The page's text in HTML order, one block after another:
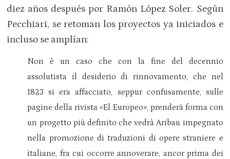
diez años después por Ramón López Soler. Según
Pecchiari, se retoman los proyectos ya iniciados e
incluso se amplían:
Non è un caso che con la fine del decennio
assolutista il desiderio di rinnovamento, che nel
1823 si era affacciato, seppur confusamente, sulle
pagine della rivista «El Europeo», prenderà forma con
un progetto più definito che vedrà Aribau impegnato
nella promozione di traduzioni di opere straniere e
italiane, fra cui occorre annoverare, ancor prima dei